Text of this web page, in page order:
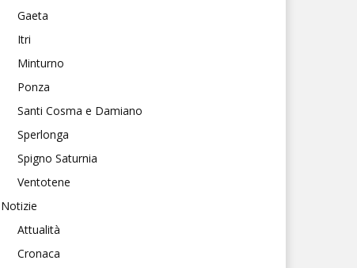
Gaeta
Itri
Minturno
Ponza
Santi Cosma e Damiano
Sperlonga
Spigno Saturnia
Ventotene
Notizie
Attualità
Cronaca